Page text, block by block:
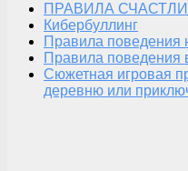
ПРАВИЛА
Кибербуллинг
Правила поведения
Правила поведения
Сюжетная игровая
деревню или